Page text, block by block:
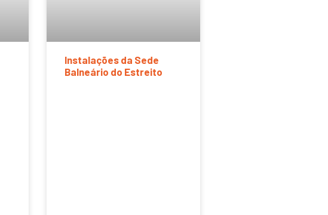
Instalações da Sede
Balneário do Estreito